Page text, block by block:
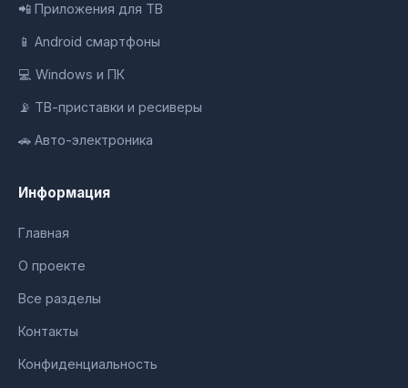
📲 Приложения для ТВ
📱 Android смартфоны
💻 Windows и ПК
📡 ТВ-приставки и ресиверы
🚗 Авто-электроника
Информация
Главная
О проекте
Все разделы
Контакты
Конфиденциальность